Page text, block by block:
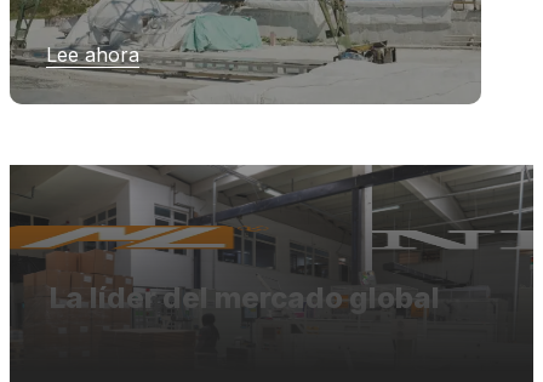
Lee ahora
La líder del mercado global